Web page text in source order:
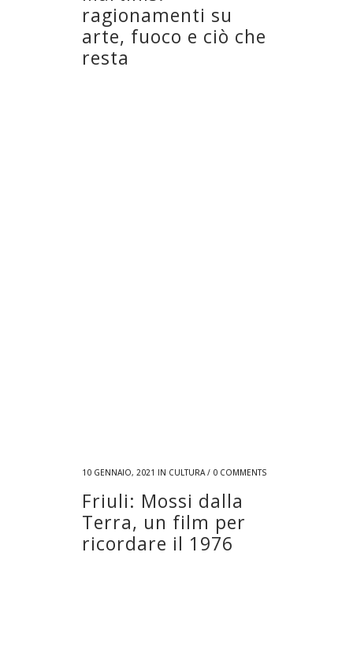
ragionamenti su
arte, fuoco e ciò che
resta
10 GENNAIO, 2021 IN CULTURA/ 0 COMMENTS
Friuli: Mossi dalla
Terra, un film per
ricordare il 1976